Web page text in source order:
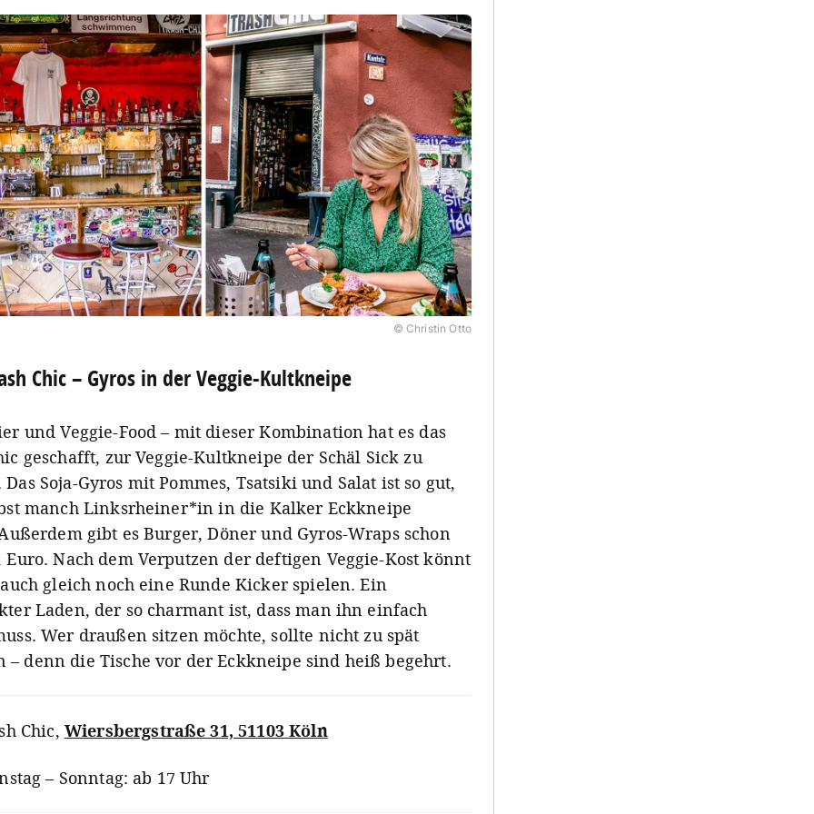
© Christin Otto
Chic – Gyros in der Veggie-Kultkneipe
und Veggie-Food – mit dieser Kombination hat es das
geschafft, zur Veggie-Kultkneipe der Schäl Sick zu
Soja-Gyros mit Pommes, Tsatsiki und Salat ist so gut,
manch Linksrheiner*in in die Kalker Eckkneipe
gibt es Burger, Döner und Gyros-Wraps schon
Euro. Nach dem Verputzen der deftigen Veggie-Kost könnt
gleich noch eine Runde Kicker spielen. Ein
Laden, der so charmant ist, dass man ihn einfach
Wer draußen sitzen möchte, sollte nicht zu spät
– denn die Tische vor der Eckkneipe sind heiß begehrt.
Chic, Wiersbergstraße 31, 51103 Köln
– Sonntag: ab 17 Uhr